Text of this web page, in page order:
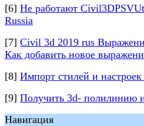
[6] Не работают
Russia
[7] Civil 3d 2019 rus
Как добавить новое
[8] Импорт стилей и
[9] Получить 3d- полилинию
Навигация